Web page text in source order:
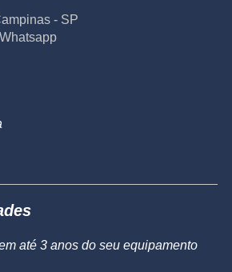
- SP
até 3 anos do seu equipamento